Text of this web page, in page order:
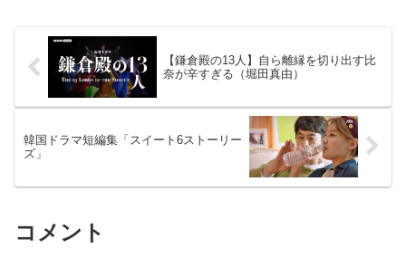
【鎌倉殿の13人】自ら離縁を切り出す比
奈が辛すぎる（堀田真由）
韓国ドラマ短編集「スイート6ストーリー
ズ」
コメント